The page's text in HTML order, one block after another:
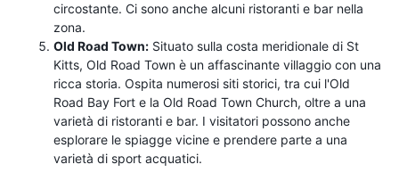
circostante. Ci sono anche alcuni ristoranti e bar nella
zona.
Old Road Town: Situato sulla costa meridionale di St
Kitts, Old Road Town è un affascinante villaggio con una
ricca storia. Ospita numerosi siti storici, tra cui l'Old
Road Bay Fort e la Old Road Town Church, oltre a una
varietà di ristoranti e bar. I visitatori possono anche
esplorare le spiagge vicine e prendere parte a una
varietà di sport acquatici.